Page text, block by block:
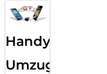
Handy
Umzug